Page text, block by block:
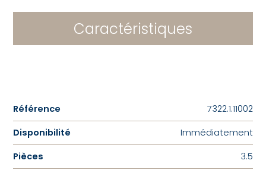
Caractéristiques
Référence
7322.1.11002
Disponibilité
Immédiatement
Pièces
3.5